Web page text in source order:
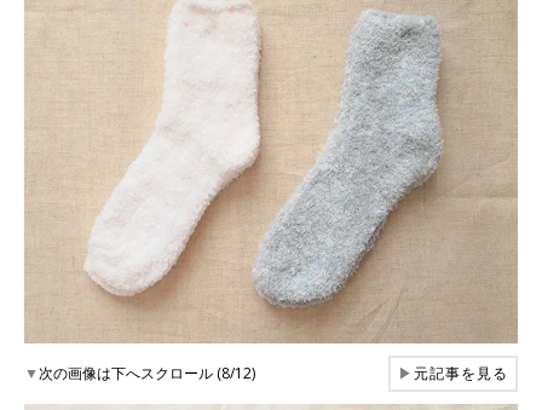
▼次の画像は下へスクロール (8/12) ▶元記事を見る